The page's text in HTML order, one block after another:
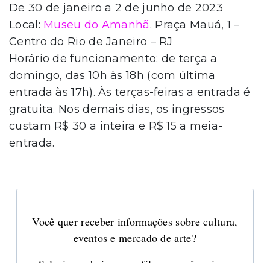
De 30 de janeiro a 2 de junho de 2023
Local: Museu do Amanhã. Praça Mauá, 1 –
Centro do Rio de Janeiro – RJ
Horário de funcionamento: de terça a
domingo, das 10h às 18h (com última
entrada às 17h). Às terças-feiras a entrada é
gratuita. Nos demais dias, os ingressos
custam R$ 30 a inteira e R$ 15 a meia-
entrada.
Você quer receber informações sobre cultura,
eventos e mercado de arte?